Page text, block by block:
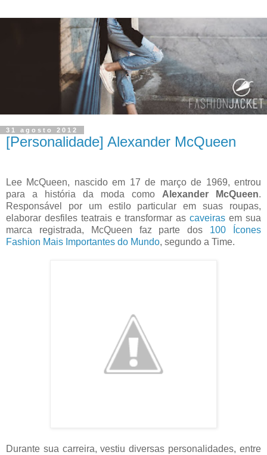
31 agosto 2012
[Personalidade] Alexander McQueen
Lee McQueen, nascido em 17 de março de 1969, entrou
para a história da moda como Alexander McQueen.
Responsável por um estilo particular em suas roupas,
elaborar desfiles teatrais e transformar as caveiras em sua
marca registrada, McQueen faz parte dos 100 Ícones
Fashion Mais Importantes do Mundo, segundo a Time.
Durante sua carreira, vestiu diversas personalidades, entre